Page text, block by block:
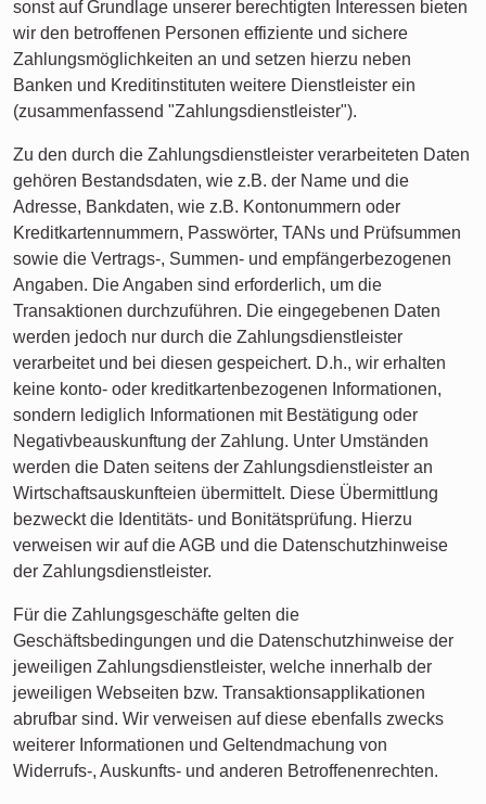
sonst auf Grundlage unserer berechtigten Interessen bieten
wir den betroffenen Personen effiziente und sichere
Zahlungsmöglichkeiten an und setzen hierzu neben
Banken und Kreditinstituten weitere Dienstleister ein
(zusammenfassend "Zahlungsdienstleister").
Zu den durch die Zahlungsdienstleister verarbeiteten Daten
gehören Bestandsdaten, wie z.B. der Name und die
Adresse, Bankdaten, wie z.B. Kontonummern oder
Kreditkartennummern, Passwörter, TANs und Prüfsummen
sowie die Vertrags-, Summen- und empfängerbezogenen
Angaben. Die Angaben sind erforderlich, um die
Transaktionen durchzuführen. Die eingegebenen Daten
werden jedoch nur durch die Zahlungsdienstleister
verarbeitet und bei diesen gespeichert. D.h., wir erhalten
keine konto- oder kreditkartenbezogenen Informationen,
sondern lediglich Informationen mit Bestätigung oder
Negativbeauskunftung der Zahlung. Unter Umständen
werden die Daten seitens der Zahlungsdienstleister an
Wirtschaftsauskunfteien übermittelt. Diese Übermittlung
bezweckt die Identitäts- und Bonitätsprüfung. Hierzu
verweisen wir auf die AGB und die Datenschutzhinweise
der Zahlungsdienstleister.
Für die Zahlungsgeschäfte gelten die
Geschäftsbedingungen und die Datenschutzhinweise der
jeweiligen Zahlungsdienstleister, welche innerhalb der
jeweiligen Webseiten bzw. Transaktionsapplikationen
abrufbar sind. Wir verweisen auf diese ebenfalls zwecks
weiterer Informationen und Geltendmachung von
Widerrufs-, Auskunfts- und anderen Betroffenenrechten.